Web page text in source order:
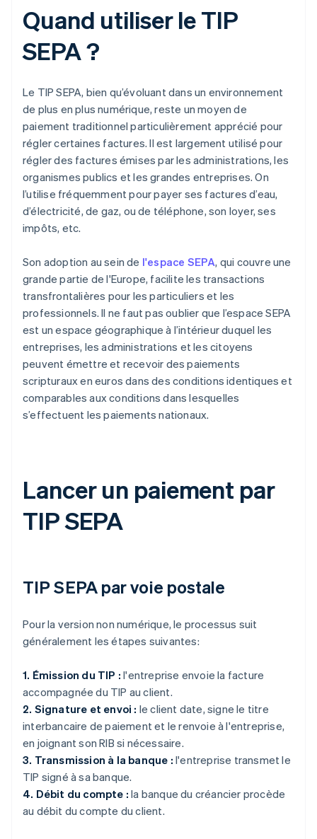
Quand utiliser le TIP
SEPA ?
Le TIP SEPA, bien qu’évoluant dans un environnement
de plus en plus numérique, reste un moyen de
paiement traditionnel particulièrement apprécié pour
régler certaines factures. Il est largement utilisé pour
régler des factures émises par les administrations, les
organismes publics et les grandes entreprises. On
l’utilise fréquemment pour payer ses factures d’eau,
d’électricité, de gaz, ou de téléphone, son loyer, ses
impôts, etc.
Son adoption au sein de l'espace SEPA, qui couvre une
grande partie de l'Europe, facilite les transactions
transfrontalières pour les particuliers et les
professionnels. Il ne faut pas oublier que l’espace SEPA
est un espace géographique à l’intérieur duquel les
entreprises, les administrations et les citoyens
peuvent émettre et recevoir des paiements
scripturaux en euros dans des conditions identiques et
comparables aux conditions dans lesquelles
s’effectuent les paiements nationaux.
Lancer un paiement par
TIP SEPA
TIP SEPA par voie postale
Pour la version non numérique, le processus suit
généralement les étapes suivantes:
1. Émission du TIP : l'entreprise envoie la facture
accompagnée du TIP au client.
2. Signature et envoi : le client date, signe le titre
interbancaire de paiement et le renvoie à l'entreprise,
en joignant son RIB si nécessaire.
3. Transmission à la banque : l'entreprise transmet le
TIP signé à sa banque.
4. Débit du compte : la banque du créancier procède
au débit du compte du client.